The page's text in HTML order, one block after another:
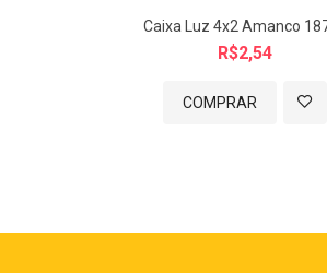
Caixa Luz 4x2 Amanco
R$2,54
COMPRAR